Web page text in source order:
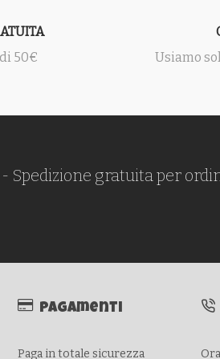
50€
Usiamo
- Spedizione gratuita per
Pagamenti
Paga in totale sicurezza